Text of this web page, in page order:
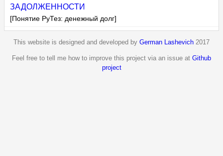
ЗАДОЛЖЕННОСТИ
[Понятие РуТез: денежный долг]
This website is designed and developed by German Lashevich 2017
Feel free to tell me how to improve this project via an issue at Github
project